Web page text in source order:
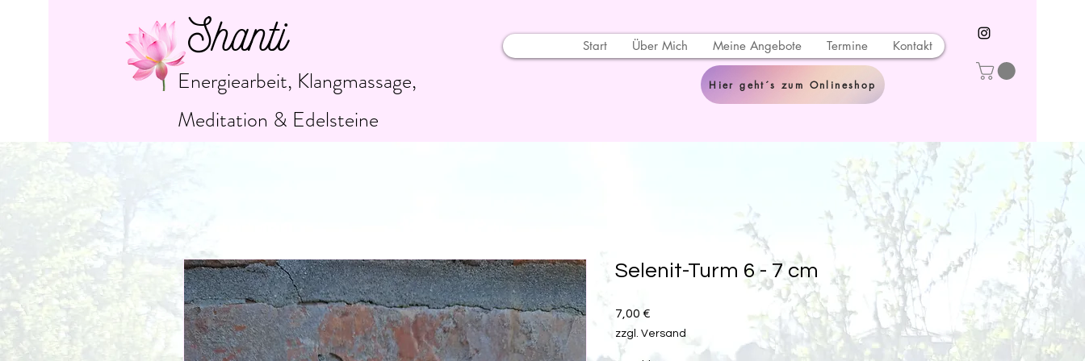
Shanti
Energiearbeit, Klangmassage,
Meditation & Edelsteine
Start Über Mich Meine Angebote Termine Kontakt
Hier geht´s zum Onlineshop
Selenit-Turm 6 - 7 cm
7,00 €
zzgl. Versand